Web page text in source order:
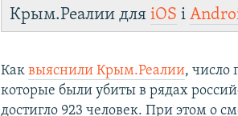
Крым.Реалии дляiOS і
Каквыяснили Крым.Реалии, число
которые были убиты в рядах
достигло 923 человек. При этом о